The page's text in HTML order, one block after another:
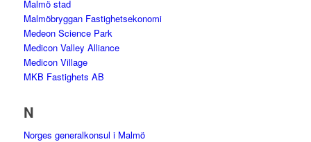
Malmö stad
Malmöbryggan Fastighetsekonomi
Medeon Science Park
Medicon Valley Alliance
Medicon Village
MKB Fastighets AB
N
Norges generalkonsul i Malmö